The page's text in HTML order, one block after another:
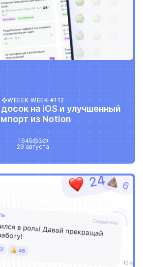
WEEEK WEEK #112
на iOS и улучшенный
из Notion
1645
3
29 августа